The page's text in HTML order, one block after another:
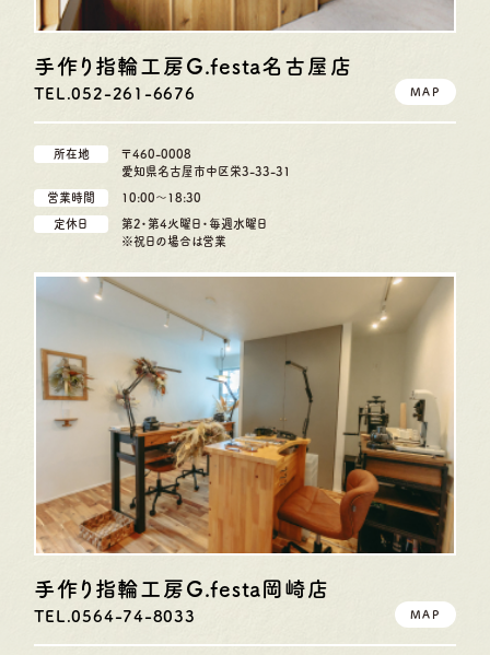
手作り指輪工房G.festa名古屋店
TEL.052-261-6676 MAP
所在地
〒460-0008
愛知県名古屋市中区栄3-33-31
営業時間 10:00〜18:30
定休日
第2・第4火曜日・毎週水曜日
※祝日の場合は営業
手作り指輪工房G.festa岡崎店
TEL.0564-74-8033 MAP